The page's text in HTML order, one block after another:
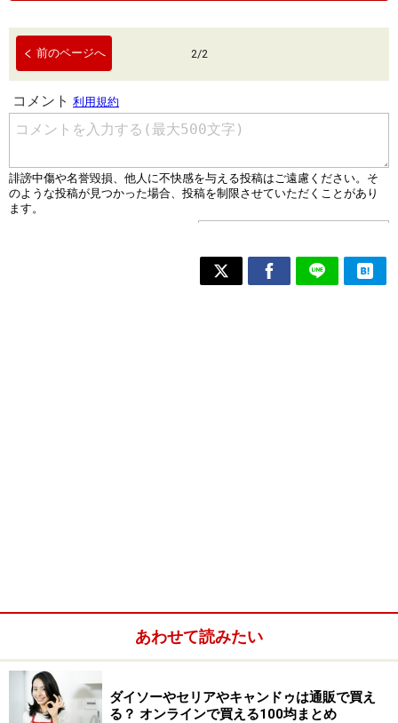
前のページへ 2/2
あわせて読みたい
ダイソーやセリアやキャンドゥは通販で買え
る？ オンラインで買える100均まとめ